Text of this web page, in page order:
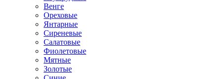
Венге
Ореховые
Янтарные
Сиреневые
Салатовые
Фиолетовые
Мятные
Золотые